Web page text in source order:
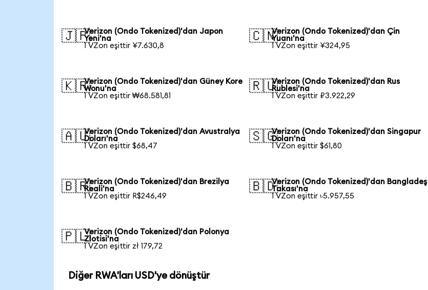
🇯🇵Verizon (Ondo Tokenized)'dan Japon
Yeni'na
1 VZon eşittir ¥7.630,8
🇨🇳Verizon (Ondo Tokenized)'dan Çin
Yuanı'na
1 VZon eşittir ¥324,95
🇰🇷Verizon (Ondo Tokenized)'dan Güney Kore
Wonu'na
1 VZon eşittir ₩68.581,81
🇷🇺Verizon (Ondo Tokenized)'dan Rus
Rublesi'na
1 VZon eşittir ₽3.922,29
🇦🇺Verizon (Ondo Tokenized)'dan Avustralya
Doları'na
1 VZon eşittir $68,47
🇸🇬Verizon (Ondo Tokenized)'dan Singapur
Doları'na
1 VZon eşittir $61,80
🇧🇷Verizon (Ondo Tokenized)'dan Brezilya
Reali'na
1 VZon eşittir R$246,49
🇧🇩Verizon (Ondo Tokenized)'dan Bangladeş
Takası'na
1 VZon eşittir ৳5.957,55
🇵🇱Verizon (Ondo Tokenized)'dan Polonya
Zlotisi'na
1 VZon eşittir zł 179,72
Diğer RWA'ları USD'ye dönüştür